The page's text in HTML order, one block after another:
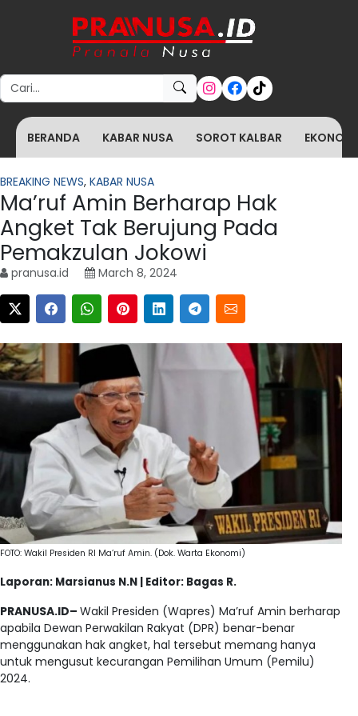
Search for:
BERANDA KABAR NUSA SOROT KALBAR
BREAKING NEWS, KABAR NUSA
Ma’ruf Amin Berharap Hak
Angket Tak Berujung Pada
Pemakzulan Jokowi
pranusa.id March 8, 2024
FOTO: Wakil Presiden RI Ma’ruf Amin. (Dok. Warta Ekonomi)
Laporan: Marsianus N.N | Editor: Bagas R.
PRANUSA.ID– Wakil Presiden (Wapres) Ma’ruf Amin berharap
apabila Dewan Perwakilan Rakyat (DPR) benar-benar
menggunakan hak angket, hal tersebut memang hanya
untuk mengusut kecurangan Pemilihan Umum (Pemilu)
2024.